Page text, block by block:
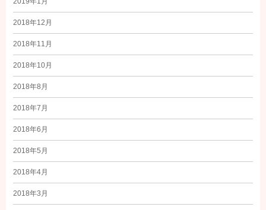
2018年12月
2018年11月
2018年10月
2018年8月
2018年7月
2018年6月
2018年5月
2018年4月
2018年3月